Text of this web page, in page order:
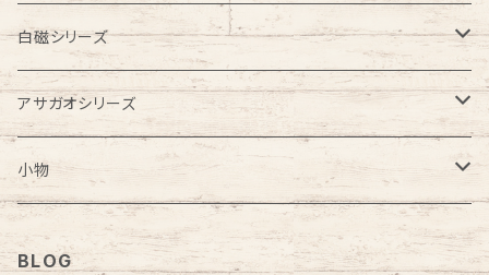
ラーメン鉢
こども食器
お食い初めセット
蕎麦猪口
カップ＆ソーサー
お茶碗
汁碗
湯飲み
はし置き
フリーカップ
蕎麦猪口
カップ＆ソーサー
はし置き
ビアカップ
お皿
はし置き
白磁シリーズ
フリーカップ
蕎麦猪口
ゴブレット
アサガオシリーズ
ビアカップ
フリーカップ
小物
クリスマスオーナメント
BLOG